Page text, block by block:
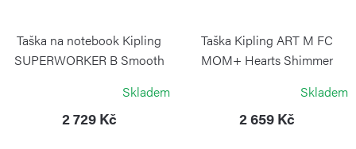
Taška na notebook Kipling
SUPERWORKER B Smooth
Skladem
2 729 Kč
Taška Kipling ART M FC
MOM+ Hearts Shimmer
Skladem
2 659 Kč